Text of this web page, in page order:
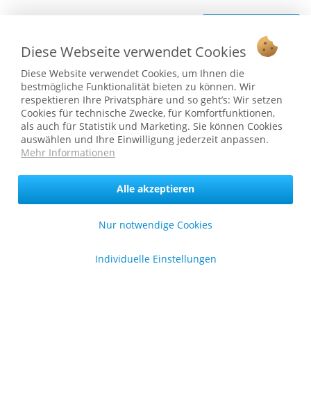
Ab 75 € versandkostenfrei *
Service Hotline
Shop Service
Informationen
* bei Paketversand. Alle Preise inkl. gesetzl. Mehrwertsteuer zzgl.
Versandkosten.
Copyright © afp marketing gmbh - Alle Rechte vorbehalten
Diese Webseite verwendet Cookies
Diese Website verwendet Cookies, um Ihnen die
bestmögliche Funktionalität bieten zu können. Wir
respektieren Ihre Privatsphäre und so geht’s: Wir setzen
Cookies für technische Zwecke, für Komfortfunktionen,
als auch für Statistik und Marketing. Sie können Cookies
auswählen und Ihre Einwilligung jederzeit anpassen.
Mehr Informationen
Nur notwendige Cookies
Alle akzeptieren
Individuelle Einstellungen